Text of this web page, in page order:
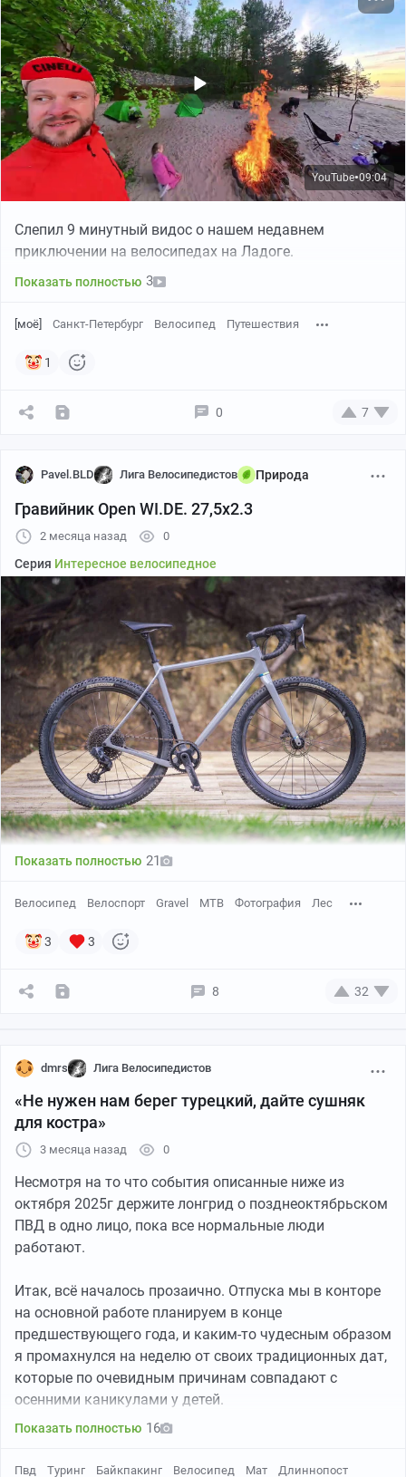
YouTube●09:04
Слепил 9 минутный видос о нашем недавнем
приключении на велосипедах на Ладоге.
Показать полностью 3
[моё] Санкт-Петербург Велосипед Путешествия
1
0 7
Pavel.BLD Лига Велосипедистов Природа
Гравийник Open WI.DE. 27,5x2.3
2 месяца назад 0
Серия Интересное велосипедное
Показать полностью 21
Велосипед Велоспорт Gravel MTB Фотография Лес
3 3
8 32
dmrs Лига Велосипедистов
«Не нужен нам берег турецкий, дайте сушняк
для костра»
3 месяца назад 0
Несмотря на то что события описанные ниже из
октября 2025г держите лонгрид о позднеоктябрьском
ПВД в одно лицо, пока все нормальные люди
работают.
Итак, всё началось прозаично. Отпуска мы в конторе
на основной работе планируем в конце
предшествующего года, и каким-то чудесным образом
я промахнулся на неделю от своих традиционных дат,
которые по очевидным причинам совпадают с
осенними каникулами у детей.
вариантов. Что поделать? Пошел каяться семейству о
Показать полностью 16
Пвд Туринг Байкпакинг Велосипед Мат Длиннопост